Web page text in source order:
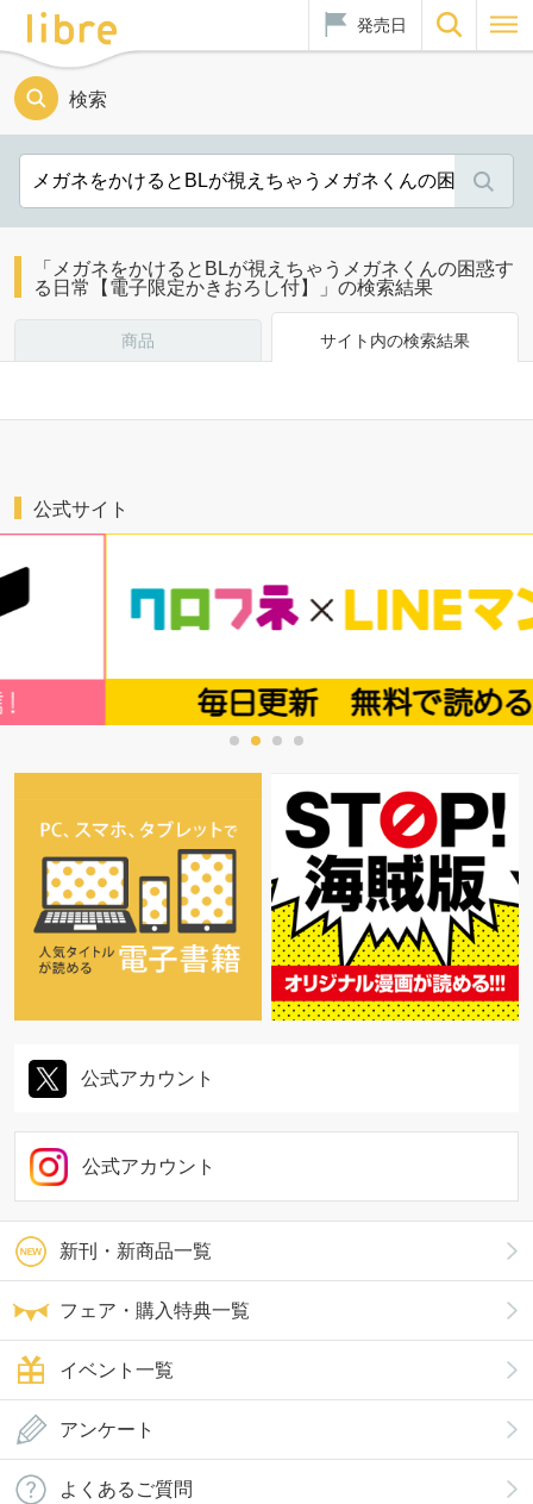
発売日
検索
「メガネをかけるとBLが視えちゃうメガネくんの困惑す
る日常【電子限定かきおろし付】」の検索結果
商品 サイト内の検索結果
新刊・新商品一覧
フェア・購入特典一覧
イベント一覧
公式サイト
公式アカウント
公式アカウント
アンケート
よくあるご質問